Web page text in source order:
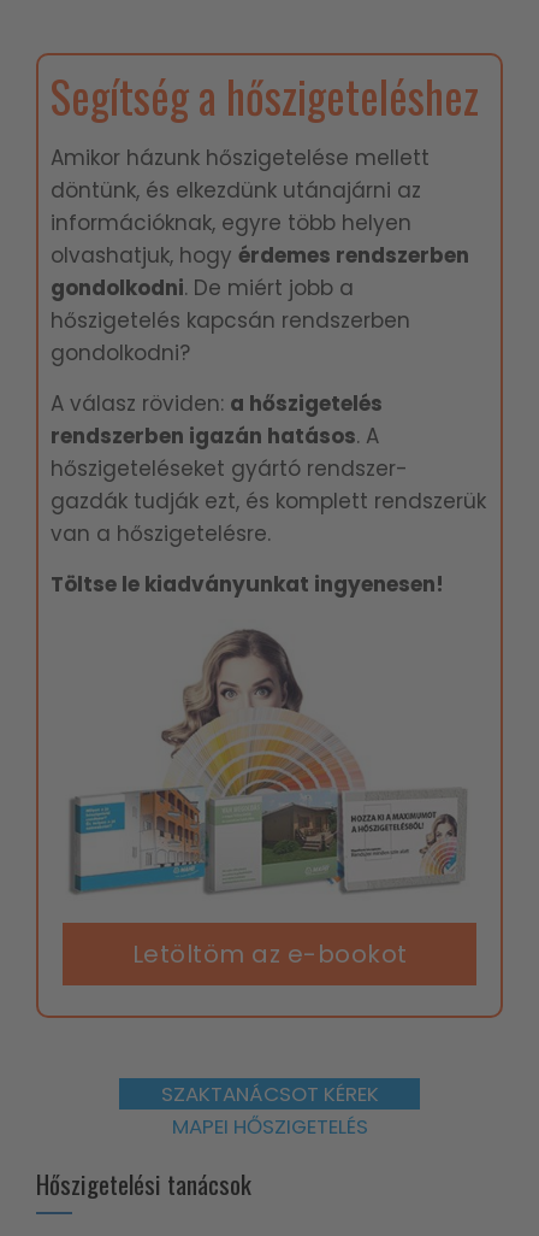
Segítség a hőszigeteléshez
Amikor házunk hőszigetelése mellett
döntünk, és elkezdünk utánajárni az
információknak, egyre több helyen
olvashatjuk, hogy érdemes rendszerben
gondolkodni. De miért jobb a
hőszigetelés kapcsán rendszerben
gondolkodni?
A válasz röviden: a hőszigetelés
rendszerben igazán hatásos. A
hőszigeteléseket gyártó rendszer-
gazdák tudják ezt, és komplett rendszerük
van a hőszigetelésre.
Töltse le kiadványunkat ingyenesen!
Letöltöm az e-bookot
SZAKTANÁCSOT KÉREK
MAPEI HŐSZIGETELÉS
Hőszigetelési tanácsok